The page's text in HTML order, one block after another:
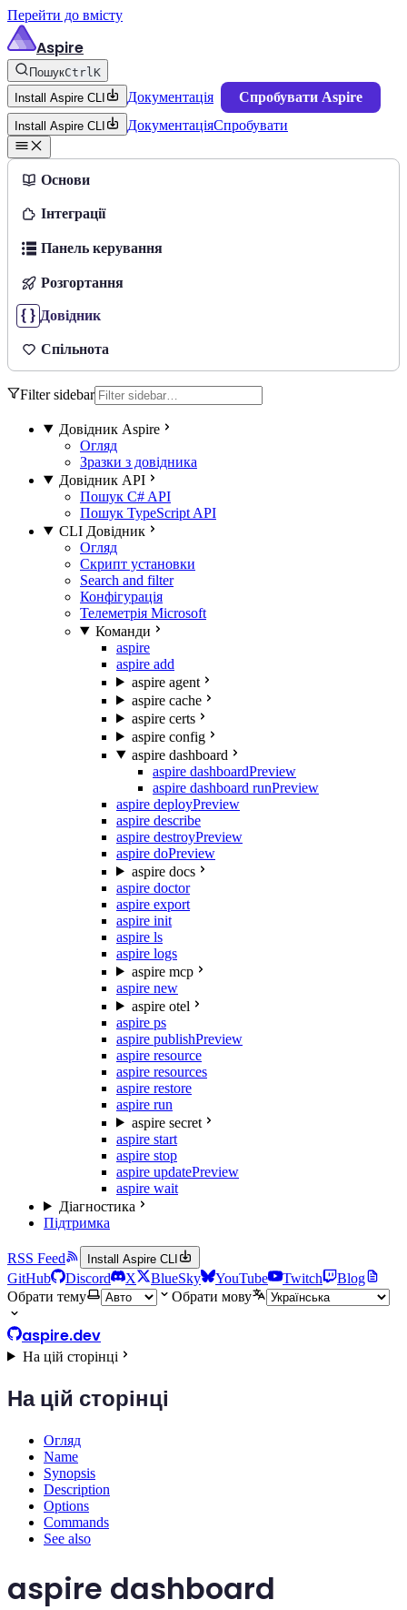
Перейти до вмісту
Aspire
ПошукCtrlK
Install Aspire CLI
Документація Спробувати Aspire
Install Aspire CLI ДокументаціяСпробувати
Основи
Інтеграції
Панель керування
Розгортання
Довідник
Спільнота
Filter sidebar
Довідник Aspire
Огляд
Зразки з довідника
Довідник API
Пошук C# API
Пошук TypeScript API
CLI Довідник
Огляд
Скрипт установки
Search and filter
Конфігурація
Телеметрія Microsoft
Команди
aspire
aspire add
aspire agent
aspire cache
aspire certs
aspire config
aspire dashboard
aspire dashboardPreview
aspire dashboard runPreview
aspire deployPreview
aspire describe
aspire destroyPreview
aspire doPreview
aspire docs
aspire doctor
aspire export
aspire init
aspire ls
aspire logs
aspire mcp
aspire new
aspire otel
aspire ps
aspire publishPreview
aspire resource
aspire resources
aspire restore
aspire run
aspire secret
aspire start
aspire stop
aspire updatePreview
aspire wait
Діагностика
Підтримка
RSS Feed Install Aspire CLI
GitHub Discord X BlueSky YouTube Twitch
Blog
Обрати тему
Обрати мову
aspire.dev
На цій сторінці
На цій сторінці
Огляд
Name
Synopsis
Description
Options
Commands
See also
aspire dashboard